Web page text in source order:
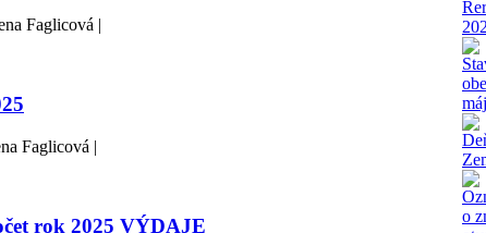
Faglicová |
Faglicová |
rok 2025 VÝDAJE